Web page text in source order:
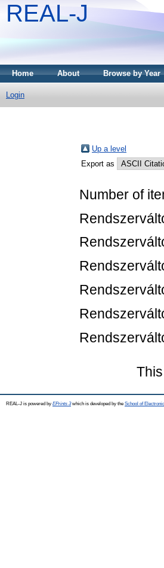
REAL-J
Home About Browse by Year
Login
Up a level
Export as
Number of
REAL-J is powered by EPrints 3which is developed by the School of